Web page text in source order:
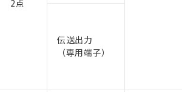
2点
伝送出力
（専用端子）